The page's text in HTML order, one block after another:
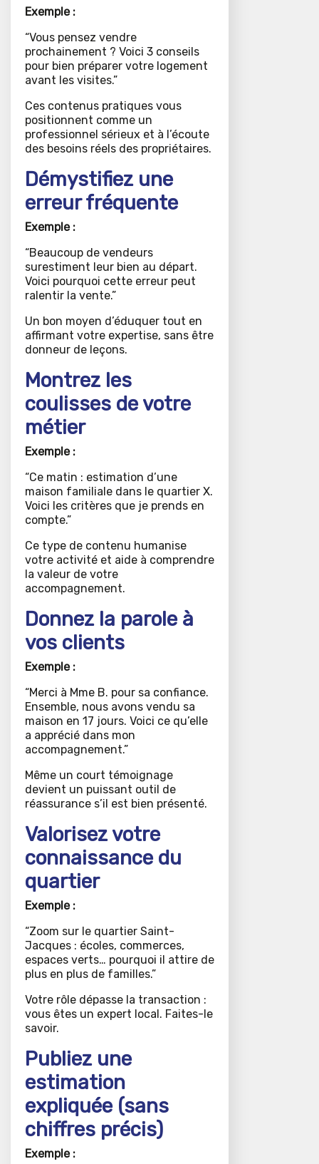
Exemple :
“Vous pensez vendre
prochainement ? Voici 3 conseils
pour bien préparer votre logement
avant les visites.”
Ces contenus pratiques vous
positionnent comme un
professionnel sérieux et à l’écoute
des besoins réels des propriétaires.
Démystifiez une
erreur fréquente
Exemple :
“Beaucoup de vendeurs
surestiment leur bien au départ.
Voici pourquoi cette erreur peut
ralentir la vente.”
Un bon moyen d’éduquer tout en
affirmant votre expertise, sans être
donneur de leçons.
Montrez les
coulisses de votre
métier
Exemple :
“Ce matin : estimation d’une
maison familiale dans le quartier X.
Voici les critères que je prends en
compte.”
Ce type de contenu humanise
votre activité et aide à comprendre
la valeur de votre
accompagnement.
Donnez la parole à
vos clients
Exemple :
“Merci à Mme B. pour sa confiance.
Ensemble, nous avons vendu sa
maison en 17 jours. Voici ce qu’elle
a apprécié dans mon
accompagnement.”
Même un court témoignage
devient un puissant outil de
réassurance s’il est bien présenté.
Valorisez votre
connaissance du
quartier
Exemple :
“Zoom sur le quartier Saint-
Jacques : écoles, commerces,
espaces verts… pourquoi il attire de
plus en plus de familles.”
Votre rôle dépasse la transaction :
vous êtes un expert local. Faites-le
savoir.
Publiez une
estimation
expliquée (sans
chiffres précis)
Exemple :